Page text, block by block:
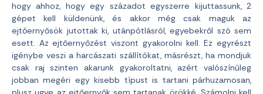
hogy ahhoz, hogy egy századot egyszerre kijuttassunk, 2
gépet kell küldenünk, és akkor még csak maguk az
ejtőernyősök jutottak ki, utánpótlásról, egyebekről szó sem
esett. Az ejtőernyőzést viszont gyakorolni kell. Ez egyrészt
igénybe veszi a harcászati szállítókat, másrészt, ha mondjuk
csak raj szinten akarunk gyakoroltatni, azért valószínűleg
jobban megéri egy kisebb típust is tartani párhuzamosan,